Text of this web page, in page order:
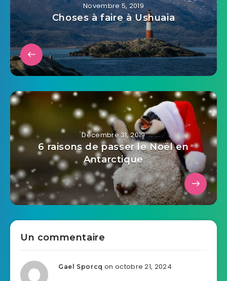
Novembre 5, 2019
Choses à faire à Ushuaia
Décembre 31, 2019
6 raisons de passer le Noël en
Antarctique
Un commentaire
Gael Sporcq on octobre 21, 2024